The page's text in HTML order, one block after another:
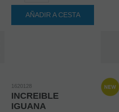
AÑADIR A CESTA
1620128
INCREIBLE
IGUANA